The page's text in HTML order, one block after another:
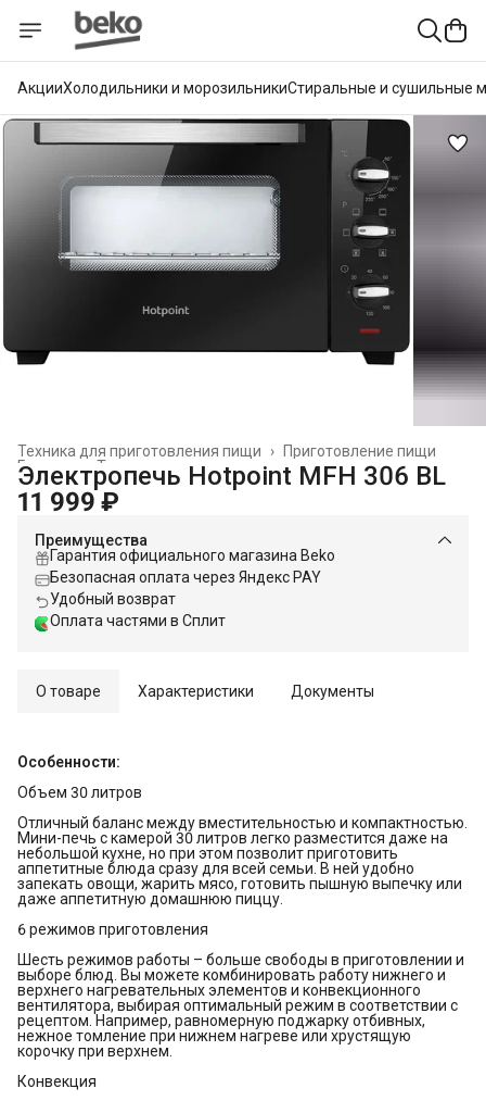
АкцииХолодильники и морозильникиСтиральные и сушильные
Приготовление пищи
Техника для приготовления пищи
›
Техника для кухни
Главная
Электропечь Hotpoint MFH 306 BL
11 999 ₽
Преимущества
Гарантия официального магазина Beko
Безопасная оплата через Яндекс PAY
Удобный возврат
Оплата частями в Сплит
О товаре Характеристики Документы
Особенности:
Объем 30 литров
Отличный баланс между вместительностью и компактностью.
Мини-печь с камерой 30 литров легко разместится даже на
небольшой кухне, но при этом позволит приготовить
аппетитные блюда сразу для всей семьи. В ней удобно
запекать овощи, жарить мясо, готовить пышную выпечку или
даже аппетитную домашнюю пиццу.
6 режимов приготовления
Шесть режимов работы – больше свободы в приготовлении и
выборе блюд. Вы можете комбинировать работу нижнего и
верхнего нагревательных элементов и конвекционного
вентилятора, выбирая оптимальный режим в соответствии с
рецептом. Например, равномерную поджарку отбивных,
нежное томление при нижнем нагреве или хрустящую
корочку при верхнем.
Конвекция